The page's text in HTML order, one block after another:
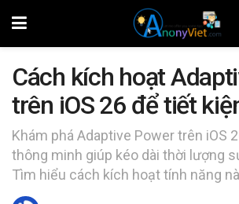
Cách kích hoạt
trên iOS 26 để tiết
Khám phá Adaptive Power trên iOS
thông minh giúp kéo dài thời lượng
Tìm hiểu cách kích hoạt tính năng